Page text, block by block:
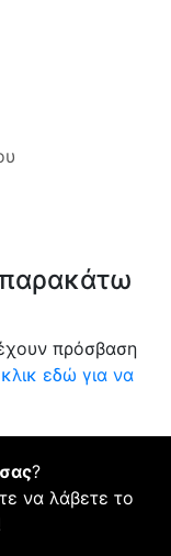
παρακάτω
πρόσβαση
εδώ για να
?
να λάβετε το